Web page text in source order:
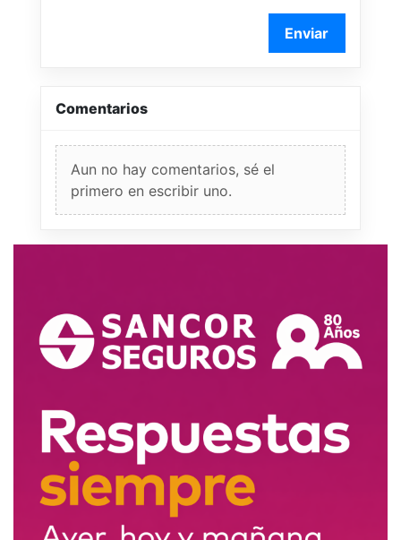
Enviar
Comentarios
Aun no hay comentarios, sé el
primero en escribir uno.